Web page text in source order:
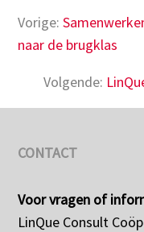
Vorige:
naar de brugklas
Volgende:
CONTACT
Voor vragen of
LinQue Consult